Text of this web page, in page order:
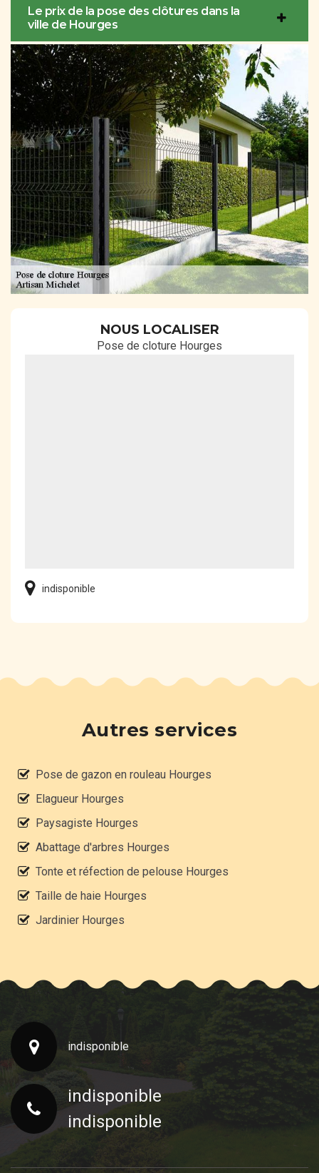
Le prix de la pose des clôtures dans la
ville de Hourges
NOUS LOCALISER
Pose de cloture Hourges
indisponible
Autres services
Pose de gazon en rouleau Hourges
Elagueur Hourges
Paysagiste Hourges
Abattage d'arbres Hourges
Tonte et réfection de pelouse Hourges
Taille de haie Hourges
Jardinier Hourges
indisponible
indisponible
indisponible